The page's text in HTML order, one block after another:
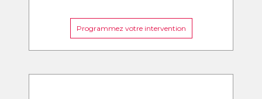
Programmez votre intervention